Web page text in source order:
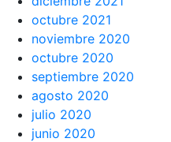
octubre 2021
noviembre 2020
octubre 2020
septiembre 2020
agosto 2020
julio 2020
junio 2020